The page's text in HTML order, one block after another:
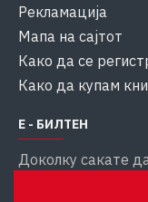
Рекламација
Мапа на сајтот
Како да се
Како да купам
Е - БИЛТЕН
Доколку сакате
внесете ја